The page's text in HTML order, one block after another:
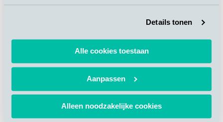
Details tonen
Alle cookies toestaan
Aanpassen
Alleen noodzakelijke cookies